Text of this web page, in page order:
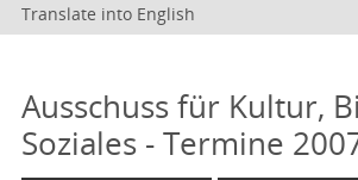
Translate into English
Ausschuss für Kultur,
Soziales - Termine